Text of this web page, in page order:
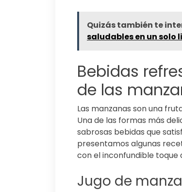
Quizás también te
saludables en un solo
Bebidas
de las
Las manzanas son una
Una de las formas más
sabrosas bebidas que
presentamos algunas
con el inconfundible toque
Jugo de